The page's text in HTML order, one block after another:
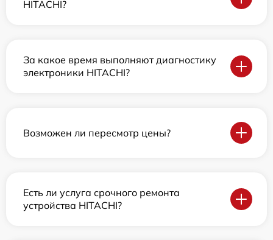
HITACHI?
За какое время выполняют диагностику
электроники HITACHI?
Возможен ли пересмотр цены?
Есть ли услуга срочного ремонта
устройства HITACHI?